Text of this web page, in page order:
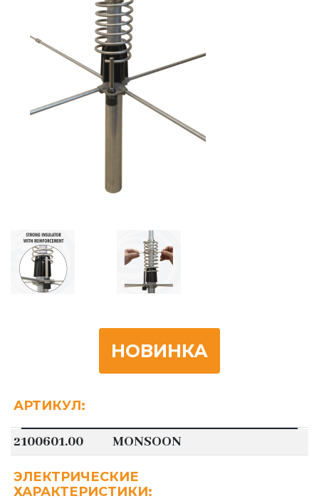
НОВИНКА
АРТИКУЛ:
2100601.00 MONSOON
ЭЛЕКТРИЧЕСКИЕ
ХАРАКТЕРИСТИКИ: